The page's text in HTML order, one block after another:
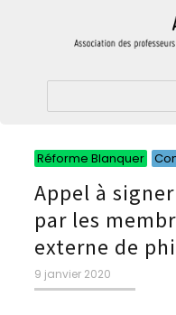
Réforme Blanquer
Appel à
par les
externe de
Publié
le
9 janvier 2020